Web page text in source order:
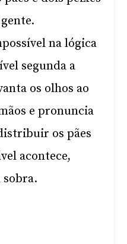
na lógica
segunda a
os olhos ao
e pronuncia
os pães
acontece,
sobra.